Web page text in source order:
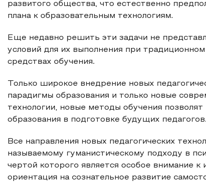
развитого общества, что естественно
плана к образовательным технологиям.
Еще недавно решить эти задачи не
условий для их выполнения при
средствах обучения.
Только широкое внедрение новых
парадигмы образования и только новые
технологии, новые методы обучения
образования в подготовке будущих педагогов.
Все направления новых педагогических
называемому гуманистическому подходу в
чертой которого является особое внимание к
ориентация на сознательное развитие